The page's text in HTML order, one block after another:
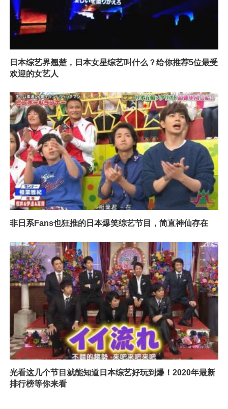
日本综艺界翘楚，日本女星综艺叫什么？给你推荐5位最受
欢迎的女艺人
非日系Fans也狂推的日本爆笑综艺节目，简直神仙存在
光看这几个节目就能知道日本综艺好玩到爆！2020年最新
排行榜等你来看